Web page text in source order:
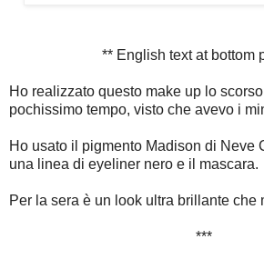
** English text at bottom
Ho realizzato questo make up lo
pochissimo tempo, visto che avevo i
Ho usato il pigmento Madison di Neve
una linea di eyeliner nero e il mascara.
Per la sera è un look ultra brillante che
***